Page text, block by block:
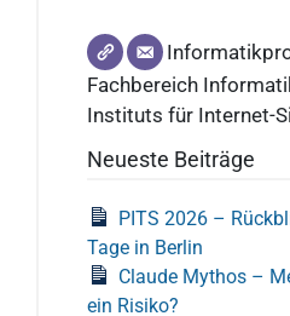
Fachbereich
Instituts für Internet-
Neueste Beiträge
PITS 2026 –
Tage in Berlin
Claude Mythos –
ein Risiko?